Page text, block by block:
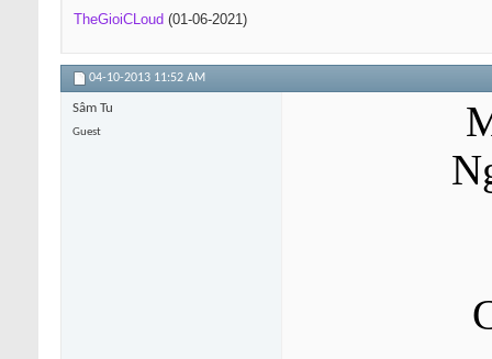
TheGioiCLoud (01-06-2021)
04-10-2013 11:52 AM
Sâm Tu
Guest